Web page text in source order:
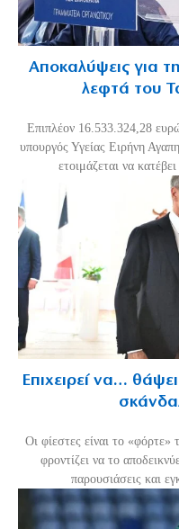
Αποκαλύψεις για
λεφτά του
Επιπλέον 16.533.324,28
υπουργός Υγείας Ειρήνη
ετοιμάζεται να
Επιχειρεί να…
Οι φίεστες είναι το
φροντίζει να το
παρουσιάσεις και